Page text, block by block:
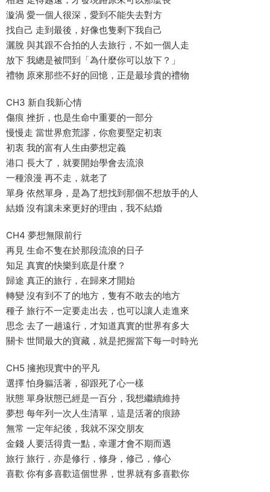
漩渦 愛一個人很深，愛到不能失去對方
找自己 走到最後，好像也隻剩下我自己
灑脫 與其跟不合拍的人去旅行，不如一個人走
放下 我總是被問到「為什麼你可以放下？」
禮物 原來那些不好的回憶，正是最珍貴的禮物
CH3 新自我新心情
傷痕 挫折，也是生命中重要的一部分
慢慢走 當世界愈荒謬，你愈要堅定初衷
初衷 我的富有人生由夢想定義
港口 長大了，就要開始學會去流浪
一種浪漫 再不走，就老了
單身 依然單身，是為了想找到那個不想放手的人
結婚 沒有讓未來更好的理由，我不結婚
CH4 夢想無限前行
再見 生命不隻在於那段流浪的日子
知足 真實的快樂到底是什麼？
歸途 真正的旅行，在歸來才開始
轉變 沒有到不了的地方，隻有不敢去的地方
種子 旅行不一定要走出去，也可以讓人走進來
思念 去了一趟遠行，才知道真實的世界有多大
關卡 世間最大的寶藏，就是把握當下每一吋時光
CH5 擁抱現實中的平凡
選擇 怕身軀活著，卻跟死了心一樣
狀態 單身狀態已經是一百分，我想繼續維持
夢想 每年列一次人生清單，這是活著的痕跡
無常 一定年紀後，我就不深交朋友
金錢 人要活得貴一點，幸運才會不期而遇
旅行 旅行，亦是修行，修身，修己，修心
喜歡 你有多喜歡這個世界，世界就有多喜歡你